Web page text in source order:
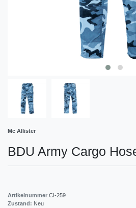
Mc Allister
BDU Army Cargo
Artikelnummer CI-259
Zustand: Neu